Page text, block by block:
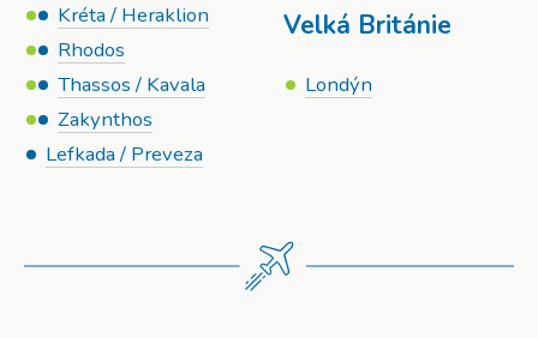
Kréta / Heraklion
Rhodos
Thassos / Kavala
Zakynthos
Lefkada / Preveza
Velká Británie
Londýn